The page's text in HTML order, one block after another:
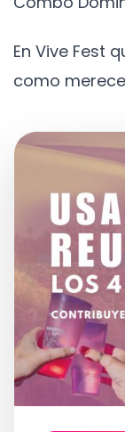
En Vive Fest
como